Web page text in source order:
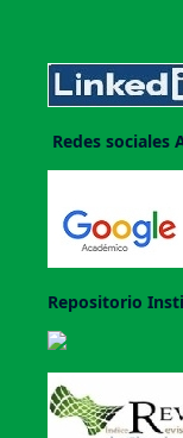
Redes sociales
Repositorio